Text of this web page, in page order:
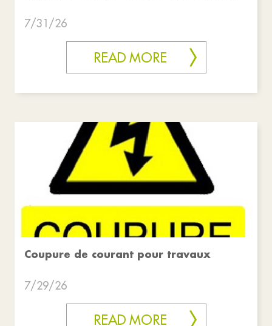
7/31/26
READ MORE
Coupure de courant pour travaux
7/29/26
READ MORE